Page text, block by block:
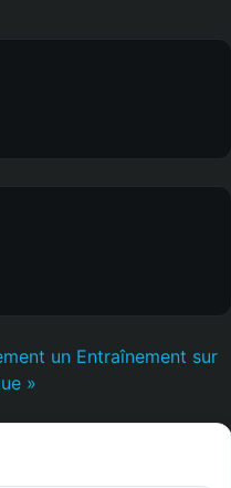
un Entraînement sur
»